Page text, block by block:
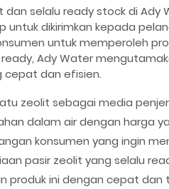
dan selalu ready stock di Ady
untuk dikirimkan kepada
untuk memperoleh
Ady Water
cepat dan efisien.
zeolit sebagai media
dalam air dengan harga
konsumen yang ingin
pasir zeolit yang selalu
produk ini dengan cepat dan